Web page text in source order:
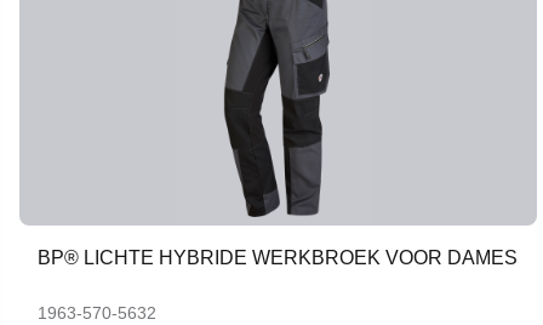
BP® LICHTE HYBRIDE WERKBROEK VOOR DAMES
1963-570-5632